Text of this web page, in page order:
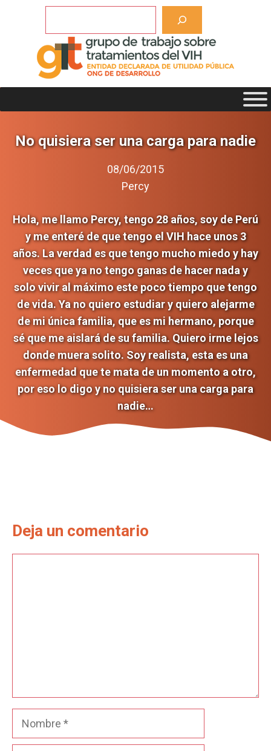
No quisiera ser una carga para nadie
08/06/2015
Percy
Hola, me llamo Percy, tengo 28 años, soy de Perú
y me enteré de que tengo el VIH hace unos 3
años. La verdad es que tengo mucho miedo y hay
veces que ya no tengo ganas de hacer nada y
solo vivir al máximo este poco tiempo que tengo
de vida. Ya no quiero estudiar y quiero alejarme
de mi única familia, que es mi hermano, porque
sé que me aislará de su familia. Quiero irme lejos
donde muera solito. Soy realista, esta es una
enfermedad que te mata de un momento a otro,
por eso lo digo y no quisiera ser una carga para
nadie…
Deja un comentario
Nombre